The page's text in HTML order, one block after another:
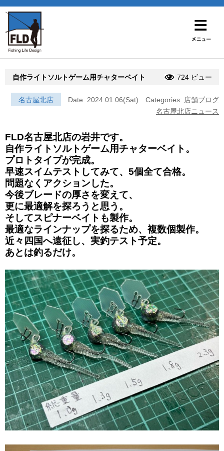
自作ライトソルトゲーム用チャターベイト 724 ビュー
名古屋北店 Date: 2024.01.06(Sat) Categories: 店舗ブログ
名古屋北店ニュース
FLD名古屋北店の岩井です。
自作ライトソルトゲーム用チャターベイト。
プロトタイプが完成。
早速スイムテストしてみて、5個全て合格。
問題なくアクションした。
今後ブレードの厚さを変えて、
更に最適解を探ろうと思う。
そしてスピナーベイトも製作。
最適なラインナップを探るため、複数個製作。
近々四国へ遠征し、実釣テスト予定。
あとは釣るだけ。